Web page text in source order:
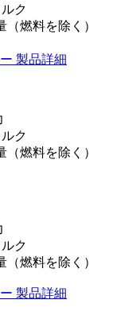
ク
（燃料を除く）
製品詳細
ク
（燃料を除く）
ク
（燃料を除く）
製品詳細